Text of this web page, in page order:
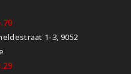
1-3, 9052